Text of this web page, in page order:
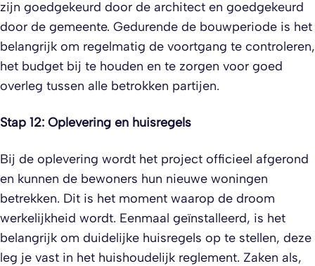
zijn goedgekeurd door de architect en goedgekeurd
door de gemeente. Gedurende de bouwperiode is het
belangrijk om regelmatig de voortgang te controleren,
het budget bij te houden en te zorgen voor goed
overleg tussen alle betrokken partijen.
Stap 12: Oplevering en huisregels
Bij de oplevering wordt het project officieel afgerond
en kunnen de bewoners hun nieuwe woningen
betrekken. Dit is het moment waarop de droom
werkelijkheid wordt. Eenmaal geïnstalleerd, is het
belangrijk om duidelijke huisregels op te stellen, deze
leg je vast in het huishoudelijk reglement. Zaken als,